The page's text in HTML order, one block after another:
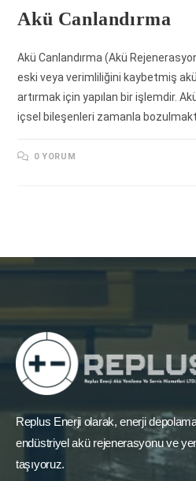
Akü Canlandırma
Akü Canlandırma (Akü
eski veya verimliliğini kaybetmiş
artırmak için yapılan bir işlemdir.
içsel bileşenleri zamanla
0 YORUM
Replus Enerji olarak, enerji
endüstriyel akü rejenerasyonu ve
taşıyoruz.